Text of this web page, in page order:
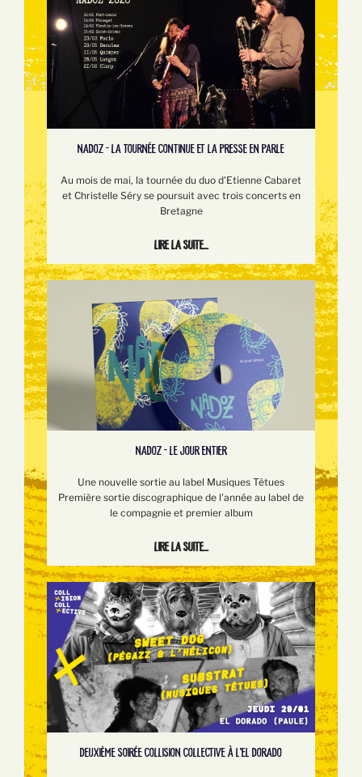
NADOZ - LA TOURNÉE CONTINUE ET LA PRESSE EN PARLE
Au mois de mai, la tournée du duo d'Etienne Cabaret
et Christelle Séry se poursuit avec trois concerts en
Bretagne
Lire la suite...
NADOZ - LE JOUR ENTIER
Une nouvelle sortie au label Musiques Têtues
Première sortie discographique de l'année au label de
le compagnie et premier album
Lire la suite...
DEUXIÈME SOIRÉE COLLISION COLLECTIVE À L'EL DORADO